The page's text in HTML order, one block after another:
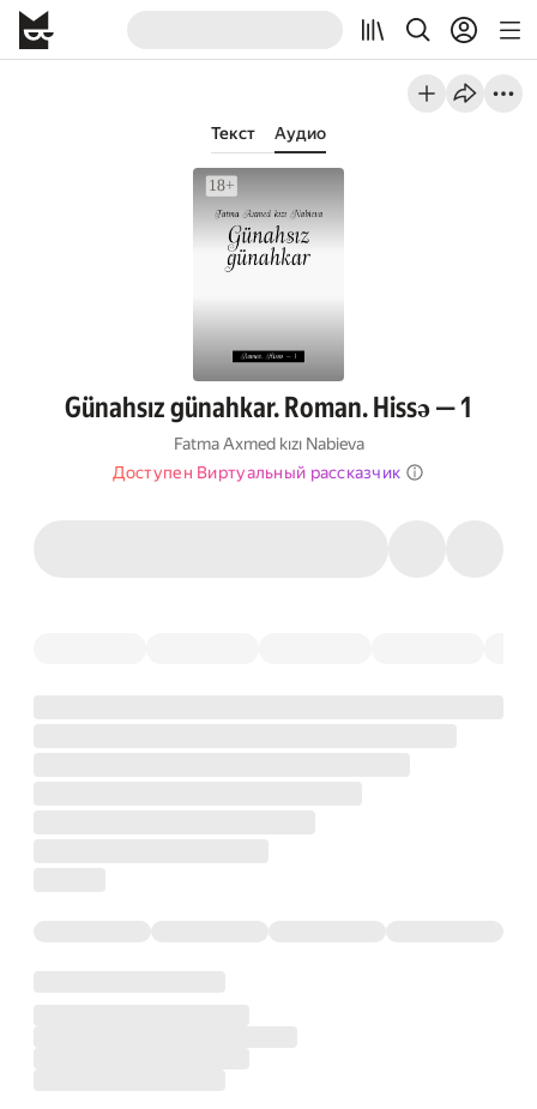
Текст Аудио
Günahsız günahkar. Roman. Hissə — 1
Fatma Axmed kızı Nabieva
Доступен Виртуальный рассказчик